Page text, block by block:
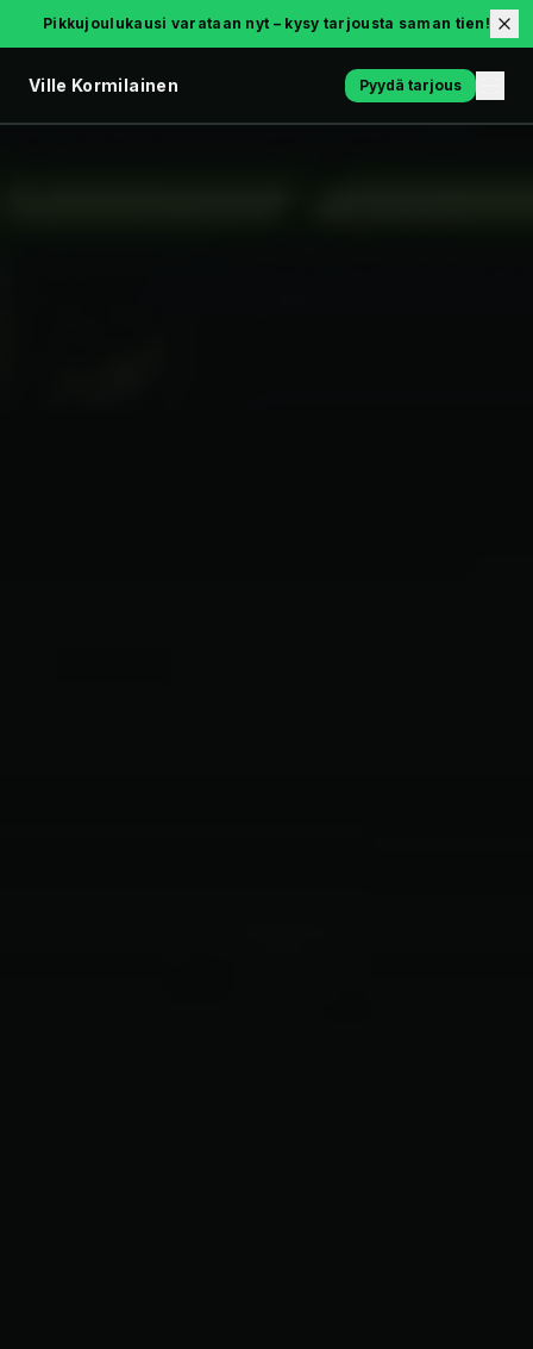
Pikkujoulukausi varataan nyt – kysy tarjousta saman tien!
Ville Kormilainen Pyydä tarjous